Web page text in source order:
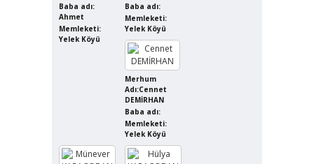
Baba adı:
Ahmet
Memleketi:
Yelek Köyü
Baba adı:
Memleketi:
Yelek Köyü
Merhum
Adı:Cennet
DEMİRHAN
Baba adı:
Memleketi:
Yelek Köyü